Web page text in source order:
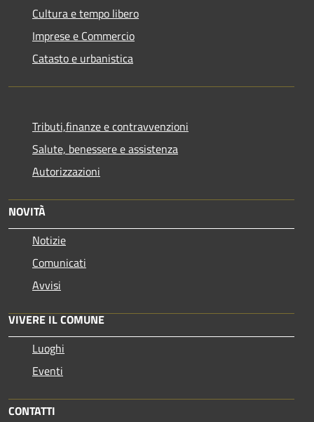
Cultura e tempo libero
Imprese e Commercio
Catasto e urbanistica
Tributi,finanze e contravvenzioni
Salute, benessere e assistenza
Autorizzazioni
NOVITÀ
Notizie
Comunicati
Avvisi
VIVERE IL COMUNE
Luoghi
Eventi
CONTATTI